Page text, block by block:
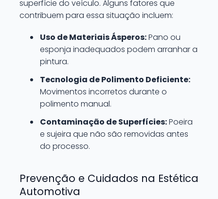
superfície do veículo. Alguns fatores que
contribuem para essa situação incluem:
Uso de Materiais Ásperos:Pano ou
esponja inadequados podem arranhar a
pintura.
Tecnologia de Polimento Deficiente:
Movimentos incorretos durante o
polimento manual.
Contaminação de Superfícies:Poeira
e sujeira que não são removidas antes
do processo.
Prevenção e Cuidados na Estética
Automotiva